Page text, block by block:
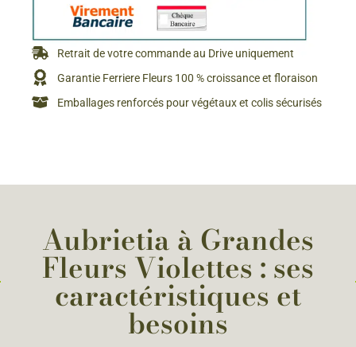
Retrait de votre commande au Drive uniquement
Garantie Ferriere Fleurs 100 % croissance et floraison
Emballages renforcés pour végétaux et colis sécurisés
Aubrietia à Grandes
Fleurs Violettes : ses
caractéristiques et
besoins